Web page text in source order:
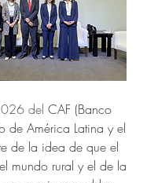
del CAF (Banco
de América Latina y el
de la idea de que el
mundo rural y el de la